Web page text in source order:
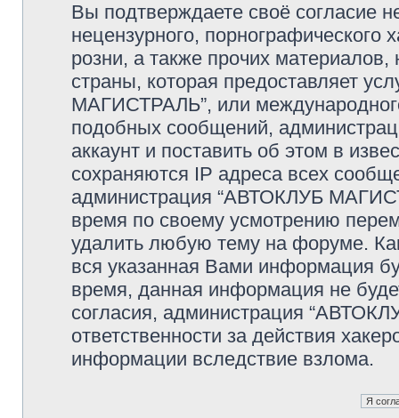
Вы подтверждаете своё согласие
нецензурного, порнографического
розни, а также прочих
страны, которая предоставляет
МАГИСТРАЛЬ”, или
подобных сообщений,
аккаунт и поставить об этом в
сохраняются IP адреса всех
администрация “АВТОКЛУБ
время по своему усмотрению
удалить любую тему на форуме.
вся указанная Вами информация
время, данная информация не
согласия, администрация
ответственности за действия
информации вследствие взлома.